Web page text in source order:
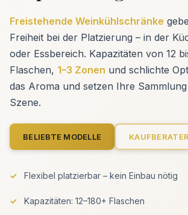
Freistehende Weinkühlschränke
Freiheit bei der Platzierung – in der
oder Essbereich. Kapazitäten von 12
Flaschen, 1–3 Zonen und schlichte
das Aroma und setzen Ihre
Szene.
BELIEBTE MODELLE KAUFBERATER
Flexibel platzierbar – kein Einbau nötig
Kapazitäten: 12–180+ Flaschen